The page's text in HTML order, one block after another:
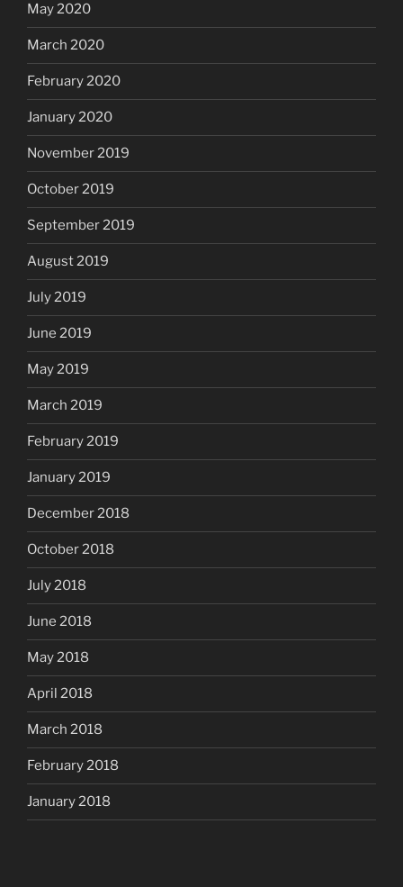
May 2020
March 2020
February 2020
January 2020
November 2019
October 2019
September 2019
August 2019
July 2019
June 2019
May 2019
March 2019
February 2019
January 2019
December 2018
October 2018
July 2018
June 2018
May 2018
April 2018
March 2018
February 2018
January 2018